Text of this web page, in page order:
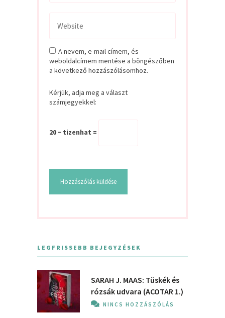
A nevem, e-mail címem, és
weboldalcímem mentése a böngészőben
a következő hozzászólásomhoz.
Kérjük, adja meg a választ
számjegyekkel:
20 − tizenhat =
LEGFRISSEBB BEJEGYZÉSEK
SARAH J. MAAS: Tüskék és
rózsák udvara (ACOTAR 1.)
NINCS HOZZÁSZÓLÁS